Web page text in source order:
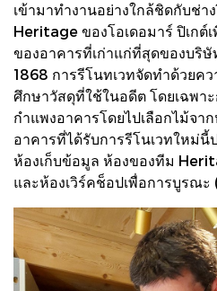
เข้ามาทำงานอย่างใกล้ชิดกับช่
Heritage ของโอเดอมาร์ ปิเก
ของอาคารที่เก่าแก่ที่สุดของบริ
1868 การรีโนทเวทจัดทำด้วยค
ศึกษาวัสดุที่ใช้ในอดีต โดยเฉพา
กำแพงอาคารโดยไปเลือกไม้จ
อาคารที่ได้รับการรีโนเวทใหม่นี้
ห้องเก็บข้อมูล ห้องของทีม
และห้องเวิร์คช็อปเพื่อการบูรณ